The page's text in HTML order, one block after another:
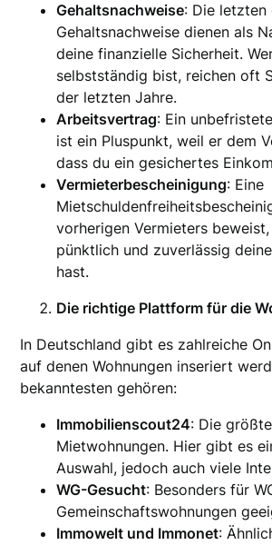
Gehaltsnachweise: Die letzten
Gehaltsnachweise dienen als
deine finanzielle Sicherheit.
selbstständig bist, reichen oft
der letzten Jahre.
Arbeitsvertrag: Ein
ist ein Pluspunkt, weil er dem
dass du ein gesichertes
Vermieterbescheinigung: Eine
vorherigen Vermieters
pünktlich und zuverlässig
hast.
Die richtige Plattform für die
In Deutschland gibt es zahlreiche
auf denen Wohnungen inseriert
bekanntesten gehören:
Immobilienscout24: Die
Mietwohnungen. Hier gibt es
Auswahl, jedoch auch viele
WG-Gesucht: Besonders für
Gemeinschaftswohnungen
Immowelt und Immonet: